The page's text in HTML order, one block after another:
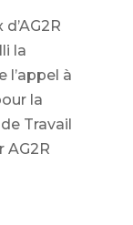
la
l’appel à
la
Travail
AG2R